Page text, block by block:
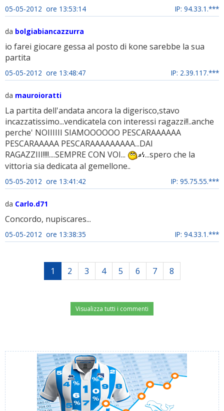
05-05-2012 ore 13:53:14 IP: 94.33.1.***
da bolgiabiancazzurra
io farei giocare gessa al posto di kone sarebbe la sua
partita
05-05-2012 ore 13:48:47 IP: 2.39.117.***
da mauroioratti
La partita dell'andata ancora la digerisco,stavo
incazzatissimo...vendicatela con interessi ragazzi!!..anche
perche' NOIIIIII SIAMOOOOOO PESCARAAAAAA
PESCARAAAAA PESCARAAAAAAAAA...DAI
RAGAZZIII!!!!....SEMPRE CON VOI...
...spero che la
vittoria sia dedicata al gemellone..
05-05-2012 ore 13:41:42 IP: 95.75.55.***
da Carlo.d71
Concordo, nupiscares...
05-05-2012 ore 13:38:35 IP: 94.33.1.***
1 2 3 4 5 6 7 8
Visualizza tutti i commenti